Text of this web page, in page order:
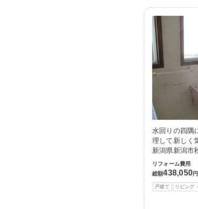
水回りの四隅
理して新しく
新潟県新潟市
リフォーム費用
総額438,050円
戸建て リビング